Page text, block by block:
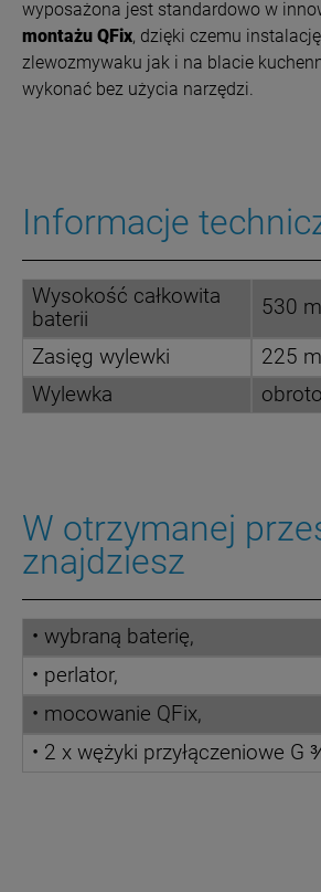
wyposażona jest standardowo w
montażu QFix, dzięki czemu
zlewozmywaku jak i na blacie
wykonać bez użycia narzędzi.
Informacje
Wysokość całkowita
baterii
530
Zasięg wylewki
225
Wylewka
W otrzymanej
znajdziesz
• wybraną baterię,
• perlator,
• mocowanie QFix,
• 2 x wężyki przyłączeniowe G